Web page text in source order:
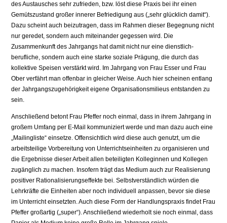
des Austausches sehr zufrieden, bzw. löst diese Praxis bei ihr einen
Gemütszustand großer innerer Befriedigung aus („sehr glücklich damit“).
Dazu scheint auch beizutragen, dass im Rahmen dieser Begegnung nicht
nur geredet, sondern auch miteinander gegessen wird. Die
Zusammenkunft des Jahrgangs hat damit nicht nur eine dienstlich-
berufliche, sondern auch eine starke soziale Prägung, die durch das
kollektive Speisen verstärkt wird. Im Jahrgang von Frau Esser und Frau
Ober verfährt man offenbar in gleicher Weise. Auch hier scheinen entlang
der Jahrgangszugehörigkeit eigene Organisationsmilieus entstanden zu
sein.
Anschließend betont Frau Pfeffer noch einmal, dass in ihrem Jahrgang in
großem Umfang per E-Mail kommuniziert werde und man dazu auch eine
„Mailingliste“ einsetze. Offensichtlich wird diese auch genutzt, um die
arbeitsteilige Vorbereitung von Unterrichtseinheiten zu organisieren und
die Ergebnisse dieser Arbeit allen beteiligten Kolleginnen und Kollegen
zugänglich zu machen. Insofern trägt das Medium auch zur Realisierung
positiver Rationalisierungseffekte bei. Selbstverständlich würden die
Lehrkräfte die Einheiten aber noch individuell anpassen, bevor sie diese
im Unterricht einsetzten. Auch diese Form der Handlungspraxis findet Frau
Pfeffer großartig („super“). Anschließend wiederholt sie noch einmal, dass